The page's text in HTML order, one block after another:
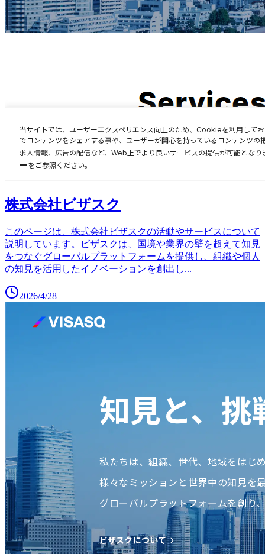
株式会社ビザスク
このページは、株式会社ビザスクの活動やサービスについて
説明しています。ビザスクは、国境や業界の壁を超えて知見
をつなぐグローバルプラットフォームを提供し、組織や個人
の知見を活用したイノベーションを創出し...
2026/4/28